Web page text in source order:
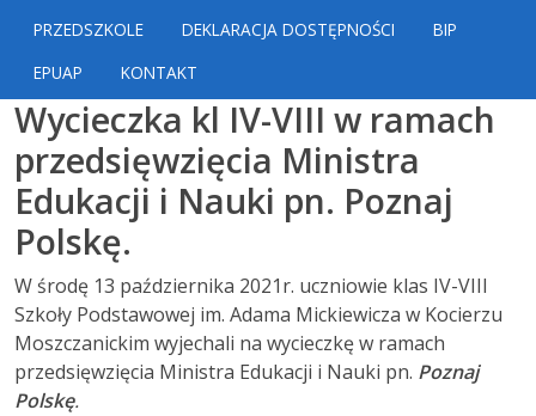
PRZEDSZKOLE
DEKLARACJA DOSTĘPNOŚCI
BIP
EPUAP
KONTAKT
Wycieczka kl IV-VIII w ramach
przedsięwzięcia Ministra
Edukacji i Nauki pn. Poznaj
Polskę.
W środę 13 października 2021r. uczniowie klas IV-VIII
Szkoły Podstawowej im. Adama Mickiewicza w Kocierzu
Moszczanickim wyjechali na wycieczkę w ramach
przedsięwzięcia Ministra Edukacji i Nauki pn. Poznaj
Polskę.